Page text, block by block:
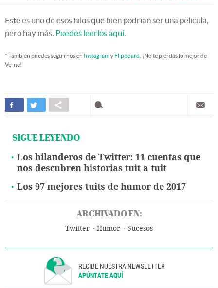
Este es uno de esos hilos que bien podrían ser una película,
pero hay más. Puedes leerlos aquí.
* También puedes seguirnos en Instagramy Flipboard . ¡No te pierdas lo mejor de
Verne!
SIGUE LEYENDO
Los hilanderos de Twitter: 11 cuentas que
nos descubren historias tuit a tuit
Los 97 mejores tuits de humor de 2017
ARCHIVADO EN:
Twitter Humor Sucesos
RECIBE NUESTRA NEWSLETTER
APÚNTATE AQUÍ